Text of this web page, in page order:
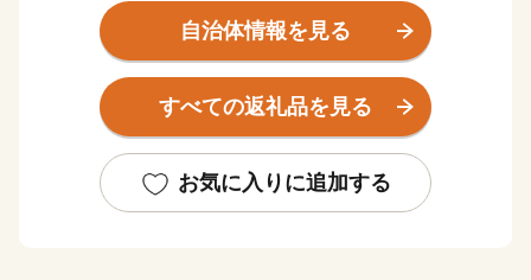
出世しました。
近代では、世界的な研究者や技術者、音楽家や芸術家を
輩出したほか、世界に名高い多くの企業が、浜松から生
まれています。
浜松市は東京と大阪のほぼ中央に位置する、人口約80万
人の政令指定都市。北は天竜の美林、南は遠州灘、西は
自治体情報を見る
すべての返礼品を見る
お気に入りに追加する